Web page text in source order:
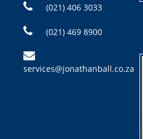
(021) 406 3033
(021) 469 8900
services@jonathanball.co.za